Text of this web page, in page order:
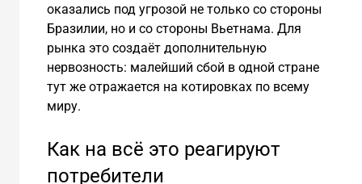
оказались под угрозой не только со стороны
Бразилии, но и со стороны Вьетнама. Для
рынка это создаёт дополнительную
нервозность: малейший сбой в одной стране
тут же отражается на котировках по всему
миру.
Как на всё это реагируют
потребители